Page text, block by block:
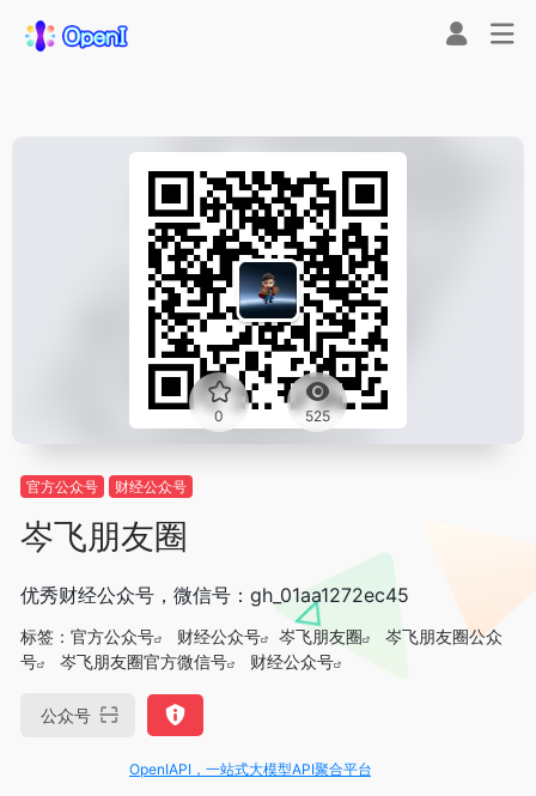
0 525
官方公众号 财经公众号
岑飞朋友圈
优秀财经公众号，微信号：gh_01aa1272ec45
标签： 官方公众号 财经公众号 岑飞朋友圈
岑飞朋友圈公众
号
岑飞朋友圈官方微信号 财经公众号
公众号
OpenIAPI，一站式大模型API聚合平台